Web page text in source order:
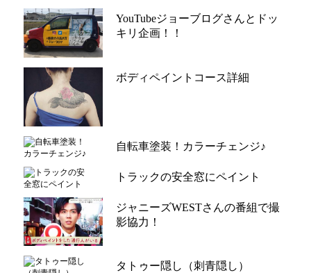
YouTubeジョーブログさんとドッ
キリ企画！！
ボディペイントコース詳細
自転車塗装！カラーチェンジ♪
トラックの安全窓にペイント
ジャニーズWESTさんの番組で撮
影協力！
タトゥー隠し（刺青隠し）